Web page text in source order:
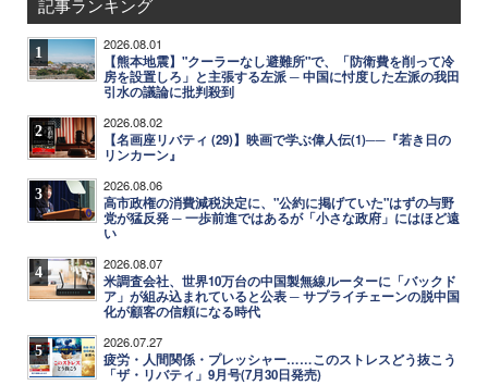
1 2026.08.01
【熊本地震】"クーラーなし避難所"で、「防衛費を削って冷
房を設置しろ」と主張する左派 ─ 中国に忖度した左派の我田
引水の議論に批判殺到
2 2026.08.02
【名画座リバティ (29)】映画で学ぶ偉人伝(1)──『若き日の
リンカーン』
3 2026.08.06
高市政権の消費減税決定に、"公約に掲げていた"はずの与野
党が猛反発 ─ 一歩前進ではあるが「小さな政府」にはほど遠
い
4 2026.08.07
米調査会社、世界10万台の中国製無線ルーターに「バックド
ア」が組み込まれていると公表 ─ サプライチェーンの脱中国
化が顧客の信頼になる時代
5 2026.07.27
疲労・人間関係・プレッシャー……このストレスどう抜こう
「ザ・リバティ」9月号(7月30日発売)